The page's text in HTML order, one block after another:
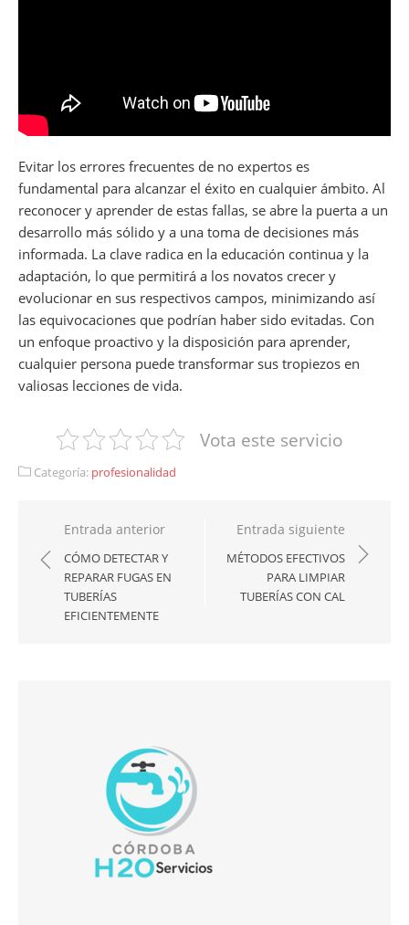
Evitar los errores frecuentes de no expertos es
fundamental para alcanzar el éxito en cualquier ámbito. Al
reconocer y aprender de estas fallas, se abre la puerta a un
desarrollo más sólido y a una toma de decisiones más
informada. La clave radica en la educación continua y la
adaptación, lo que permitirá a los novatos crecer y
evolucionar en sus respectivos campos, minimizando así
las equivocaciones que podrían haber sido evitadas. Con
un enfoque proactivo y la disposición para aprender,
cualquier persona puede transformar sus tropiezos en
valiosas lecciones de vida.
Vota este servicio
Categoría: profesionalidad
Navegación
de
entradas
Entrada anterior
CÓMO DETECTAR Y
REPARAR FUGAS EN
TUBERÍAS
EFICIENTEMENTE
Entrada siguiente
MÉTODOS EFECTIVOS
PARA LIMPIAR
TUBERÍAS CON CAL